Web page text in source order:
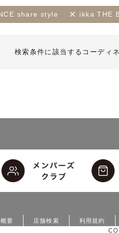
share style ikka THE
検索条件に該当するコーディ
要 店舗検索 利用規約